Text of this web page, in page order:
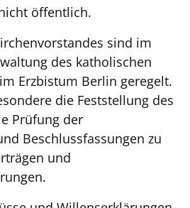
öffentlich.
sind im
des katholischen
Erzbistum Berlin geregelt.
die Feststellung des
Prüfung der
Beschlussfassungen zu
und